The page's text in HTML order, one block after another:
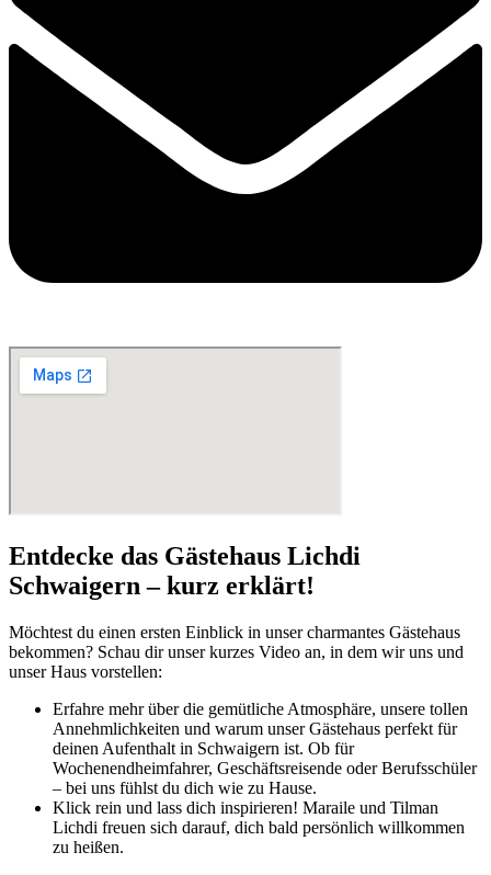
Entdecke das Gästehaus Lichdi
Schwaigern – kurz erklärt!
Möchtest du einen ersten Einblick in unser charmantes Gästehaus
bekommen? Schau dir unser kurzes Video an, in dem wir uns und
unser Haus vorstellen:
Erfahre mehr über die gemütliche Atmosphäre, unsere tollen
Annehmlichkeiten und warum unser Gästehaus perfekt für
deinen Aufenthalt in Schwaigern ist. Ob für
Wochenendheimfahrer, Geschäftsreisende oder Berufsschüler
– bei uns fühlst du dich wie zu Hause.
Klick rein und lass dich inspirieren! Maraile und Tilman
Lichdi freuen sich darauf, dich bald persönlich willkommen
zu heißen.